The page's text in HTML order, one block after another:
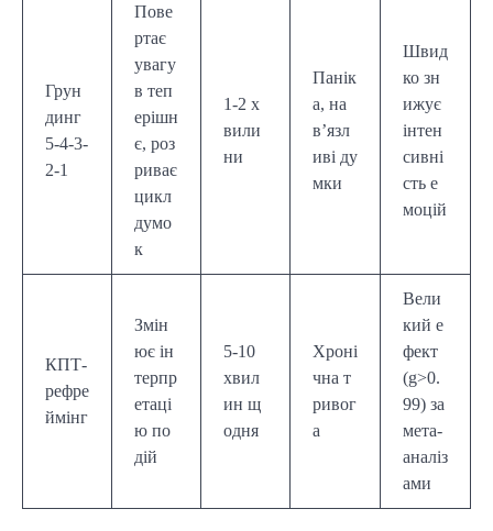
Грун
динг
5-4-3-
2-1
Пове
ртає
увагу
в теп
ерішн
є, роз
риває
цикл
думо
к
1-2 х
вили
ни
Панік
а, на
в’язл
иві ду
мки
Швид
ко зн
ижує
інтен
сивні
сть е
моцій
КПТ-
рефре
ймінг
Змін
ює ін
терпр
етаці
ю по
дій
5-10
хвил
ин щ
одня
Хроні
чна т
ривог
а
Вели
кий е
фект
(g>0.
99) за
мета-
аналіз
ами